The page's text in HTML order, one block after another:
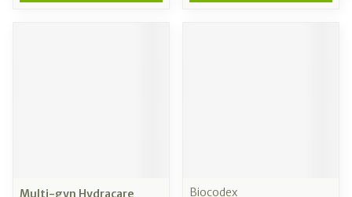
Multi-gyn Hydracare Biocodex